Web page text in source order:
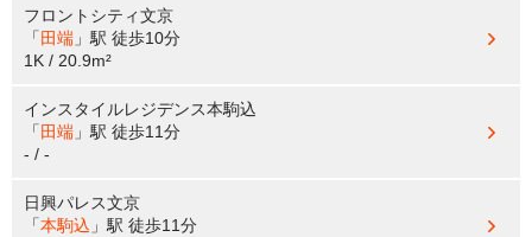
フロントシティ文京
「 田端 」駅 徒歩10分
1K / 20.9m²
インスタイルレジデンス本駒込
「 田端 」駅 徒歩11分
- / -
日興パレス文京
「本駒込 」駅 徒歩11分